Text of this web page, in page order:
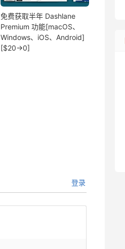
免费获取半年 Dashlane
Premium 功能[macOS、
Windows、iOS、Android]
[$20→0]
登录